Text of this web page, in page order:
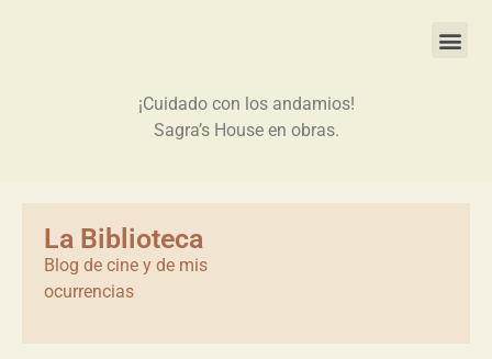
¡Cuidado con los andamios!
Sagra’s House en obras.
La Biblioteca
Blog de cine y de mis
ocurrencias